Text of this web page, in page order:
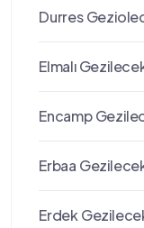
Durres
Elmalı
Encamp
Erbaa
Erdek